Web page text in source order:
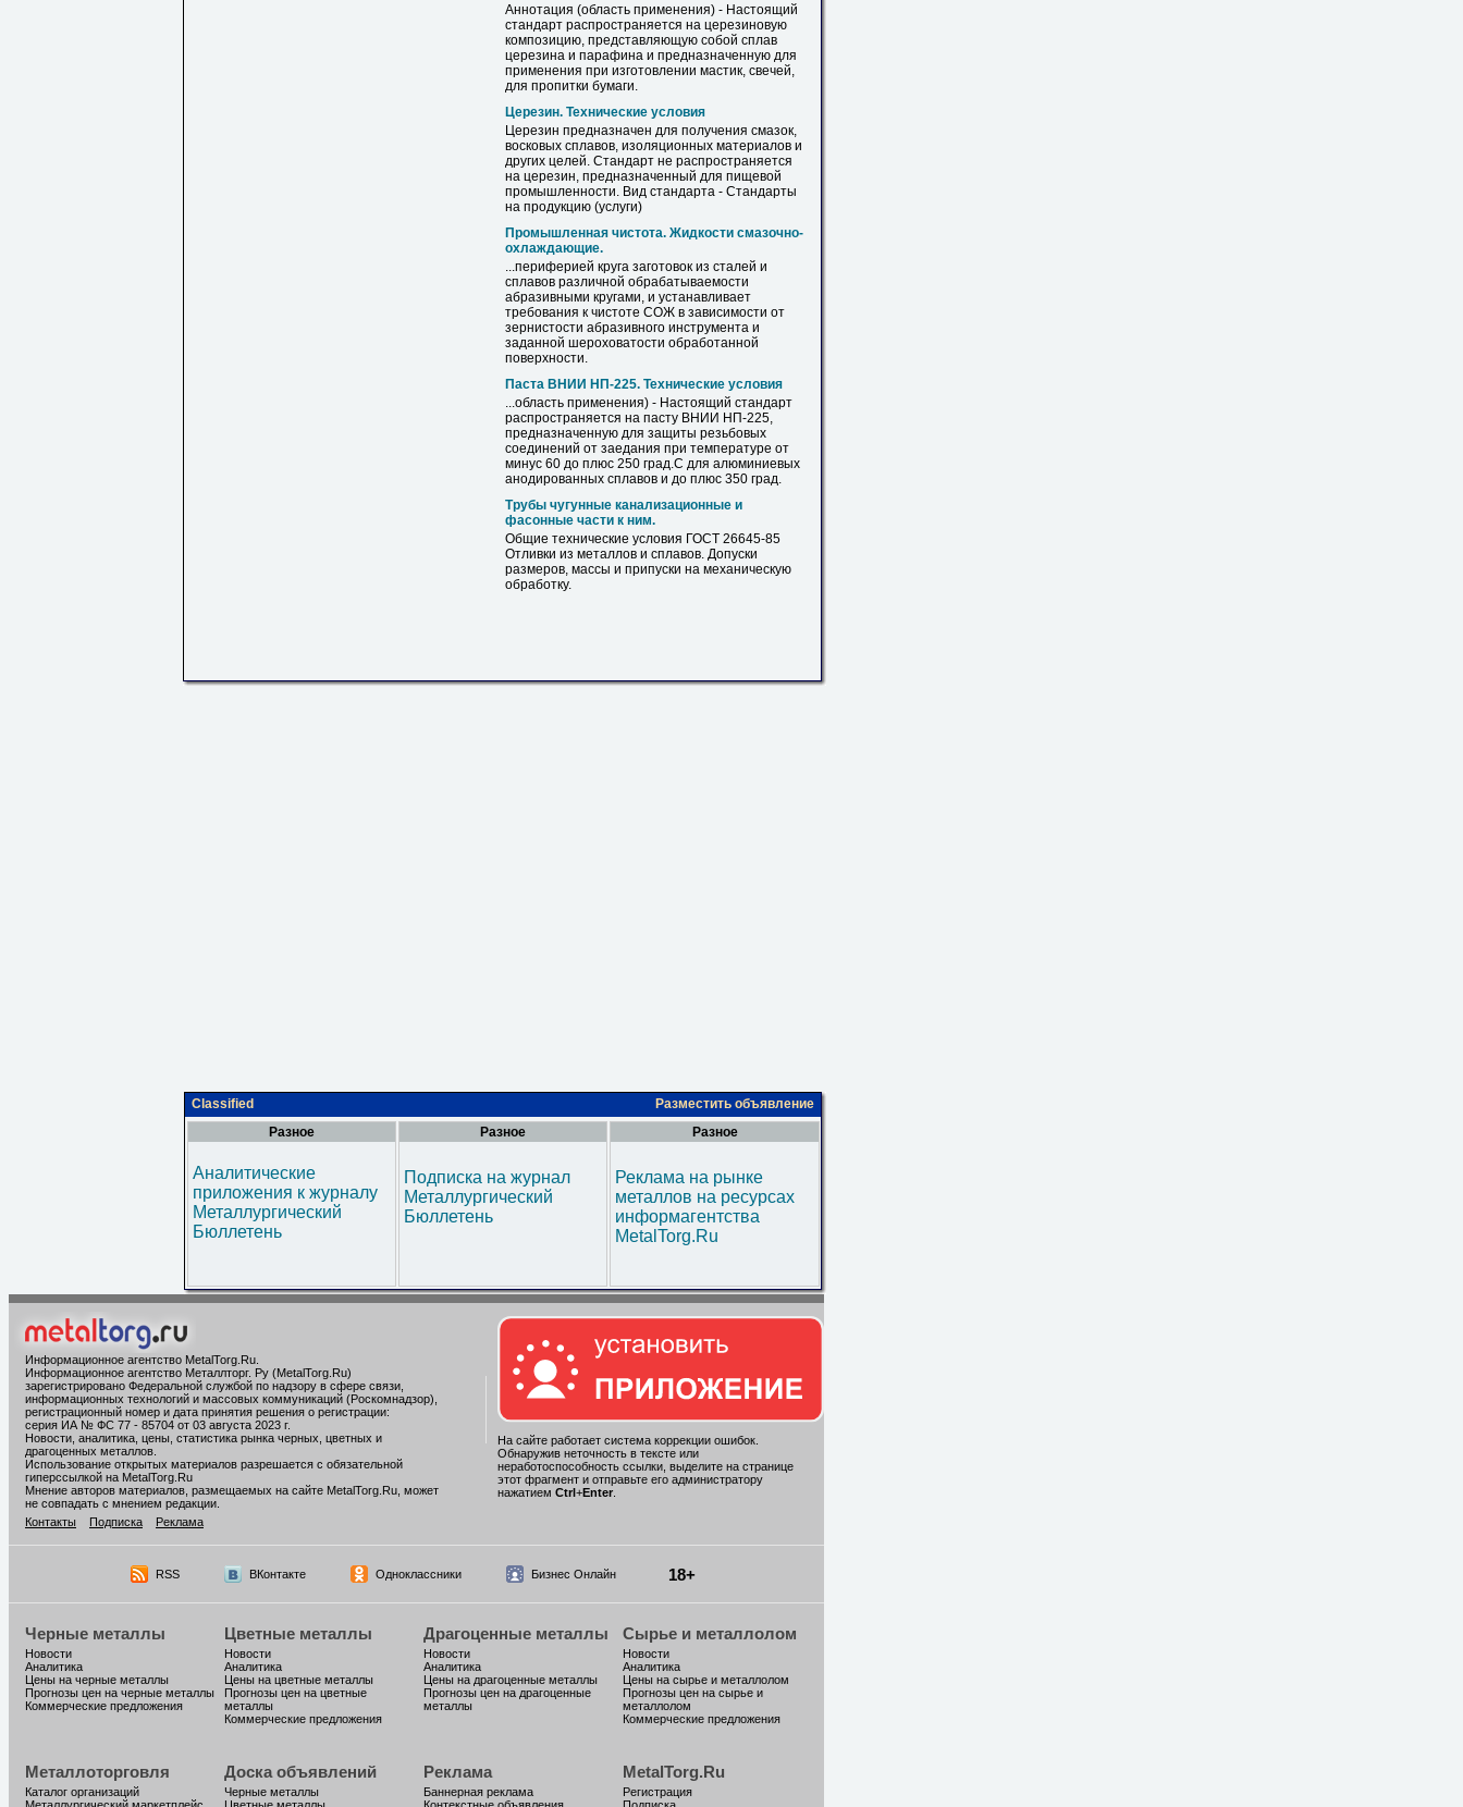
Аннотация (область применения) - Настоящий
стандарт распространяется на церезиновую
композицию, представляющую собой сплав
церезина и парафина и предназначенную для
применения при изготовлении мастик, свечей,
для пропитки бумаги.
Церезин. Технические условия
Церезин предназначен для получения смазок,
восковых сплавов, изоляционных материалов и
других целей. Стандарт не распространяется
на церезин, предназначенный для пищевой
промышленности. Вид стандарта - Стандарты
на продукцию (услуги)
Промышленная чистота. Жидкости смазочно-
охлаждающие.
...периферией круга заготовок из сталей и
сплавов различной обрабатываемости
абразивными кругами, и устанавливает
требования к чистоте СОЖ в зависимости от
зернистости абразивного инструмента и
заданной шероховатости обработанной
поверхности.
Паста ВНИИ НП-225. Технические условия
...область применения) - Настоящий стандарт
распространяется на пасту ВНИИ НП-225,
предназначенную для защиты резьбовых
соединений от заедания при температуре от
минус 60 до плюс 250 град.С для алюминиевых
анодированных сплавов и до плюс 350 град.
Трубы чугунные канализационные и
фасонные части к ним.
Общие технические условия ГОСТ 26645-85
Отливки из металлов и сплавов. Допуски
размеров, массы и припуски на механическую
обработку.
Classified
Разместить объявление
Разное
Аналитические
приложения к журналу
Металлургический
Бюллетень
Разное
Подписка на журнал
Металлургический
Бюллетень
Разное
Реклама на рынке
металлов на ресурсах
информагентства
MetalTorg.Ru
Информационное агентство MetalTorg.Ru
Информационное агентство Металлторг. Ру (MetalTorg.Ru)
зарегистрировано Федеральной службой по надзору в сфере связи,
информационных технологий и массовых коммуникаций (Роскомнадзор),
регистрационный номер и дата принятия решения о регистрации:
серия ИА № ФС 77 - 85704 от 03 августа 2023 г.
Новости, аналитика, цены, статистика рынка черных, цветных и
драгоценных металлов.
Использование открытых материалов разрешается с обязательной
гиперссылкой на MetalTorg.Ru
Мнение авторов материалов, размещаемых на сайте MetalTorg.Ru, может
не совпадать с мнением редакции.
Контакты
Подписка Реклама
На сайте работает система коррекции ошибок.
Обнаружив неточность в тексте или
неработоспособность ссылки, выделите на странице
этот фрагмент и отправьте его администратору
нажатием Ctrl +Enter.
RSS ВКонтакте Одноклассники Бизнес Онлайн 18+
Черные металлы
Новости
Аналитика
Цены на черные металлы
Прогнозы цен на черные металлы
Коммерческие предложения
Цветные металлы
Новости
Аналитика
Цены на цветные металлы
Прогнозы цен на цветные
металлы
Коммерческие предложения
Драгоценные металлы
Новости
Аналитика
Цены на драгоценные металлы
Прогнозы цен на драгоценные
металлы
Сырье и металлолом
Новости
Аналитика
Цены на сырье и металлолом
Прогнозы цен на сырье и
металлолом
Коммерческие предложения
Металлоторговля
Каталог организаций
Доска объявлений
Черные металлы
Реклама
Баннерная реклама
MetalTorg.Ru
Регистрация